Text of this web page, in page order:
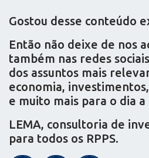
Gostou desse conteúdo
Então não deixe de nos
também nas redes
dos assuntos mais
economia,
e muito mais para o dia a
LEMA, consultoria de
para todos os RPPS.